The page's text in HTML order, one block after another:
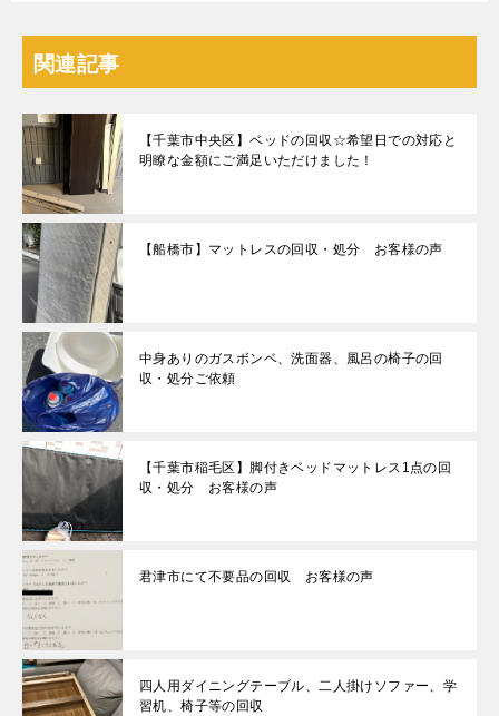
関連記事
【千葉市中央区】ベッドの回収☆希望日での対応と
明瞭な金額にご満足いただけました！
【船橋市】マットレスの回収・処分 お客様の声
中身ありのガスボンベ、洗面器、風呂の椅子の回
収・処分ご依頼
【千葉市稲毛区】脚付きベッドマットレス1点の回
収・処分 お客様の声
君津市にて不要品の回収 お客様の声
四人用ダイニングテーブル、二人掛けソファー、学
習机、椅子等の回収